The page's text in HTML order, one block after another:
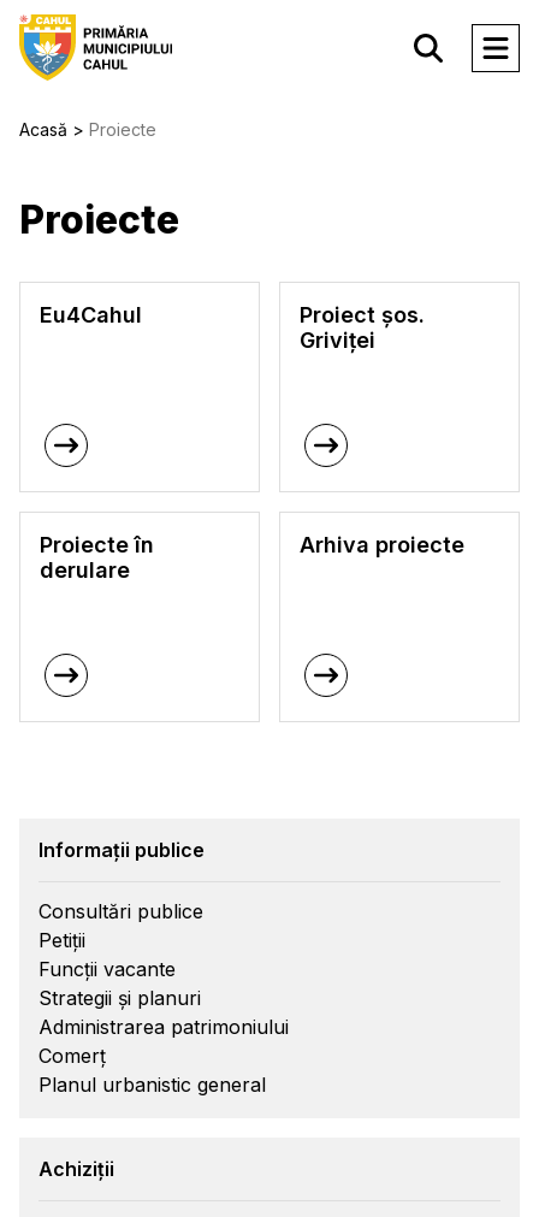
Acasă Proiecte
Proiecte
Eu4Cahul
Proiect șos.
Griviței
Proiecte în
derulare
Arhiva proiecte
Informații publice
Consultări publice
Petiții
Funcții vacante
Strategii și planuri
Administrarea patrimoniului
Comerț
Planul urbanistic general
Achiziții